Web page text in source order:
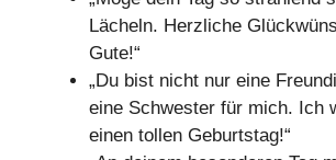
Lächeln. Herzliche
Gute!“
„Du bist nicht nur eine
eine Schwester für mich. Ich
einen tollen Geburtstag!“